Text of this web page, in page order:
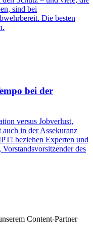
sind bei
Die besten
bei der
versus Jobverlust,
in der Assekuranz
beziehen Experten und
des
Content-Partner